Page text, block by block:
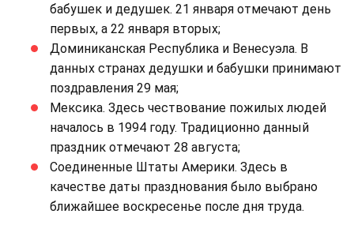
бабушек и дедушек. 21 января отмечают день
первых, а 22 января вторых;
Доминиканская Республика и Венесуэла. В
данных странах дедушки и бабушки принимают
поздравления 29 мая;
Мексика. Здесь чествование пожилых людей
началось в 1994 году. Традиционно данный
праздник отмечают 28 августа;
Соединенные Штаты Америки. Здесь в
качестве даты празднования было выбрано
ближайшее воскресенье после дня труда.